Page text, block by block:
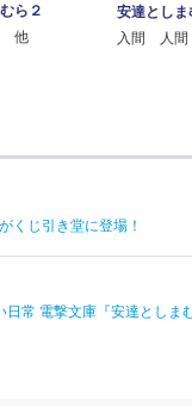
ら２
他
安達としま
入間 人
くじ引き堂に登場！
常 電撃文庫『安達としま